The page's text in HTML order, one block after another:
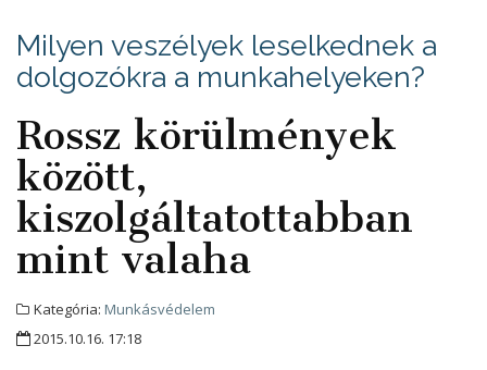
Milyen veszélyek leselkednek a
dolgozókra a munkahelyeken?
Rossz körülmények
között,
kiszolgáltatottabban
mint valaha
Kategória: Munkásvédelem
2015.10.16. 17:18